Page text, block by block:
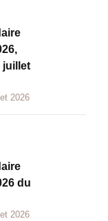
juillet
2026
du
2026